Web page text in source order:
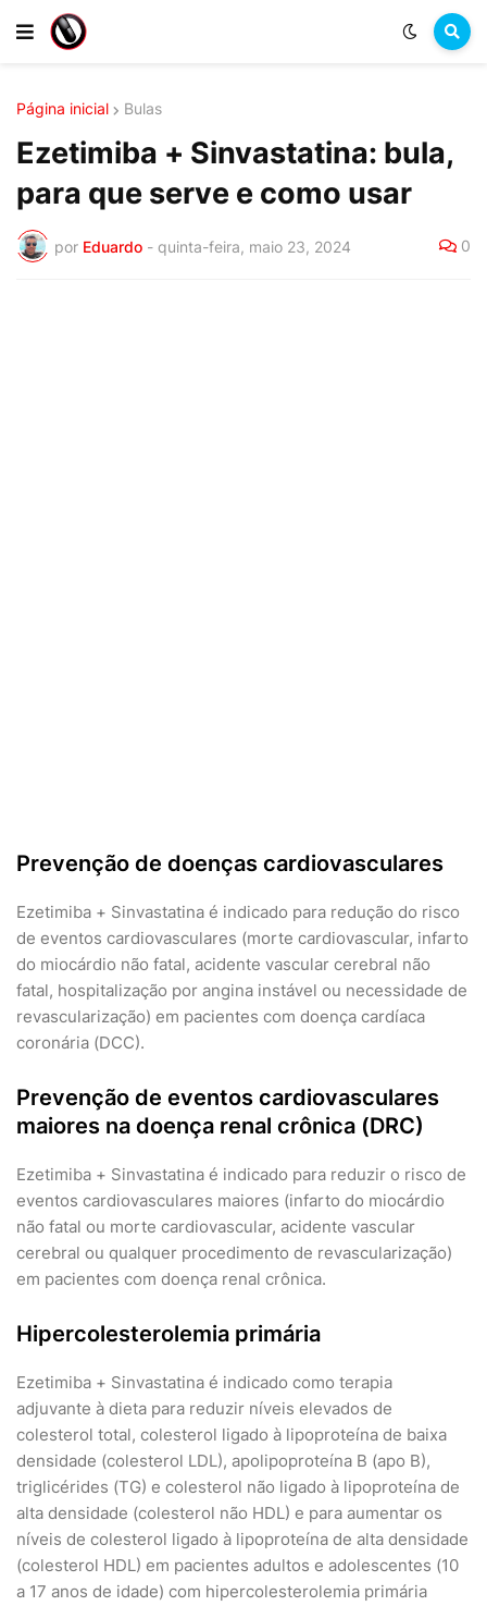
Página inicial Bulas
Ezetimiba + Sinvastatina: bula,
para que serve e como usar
por Eduardo - quinta-feira, maio 23, 2024 0
Prevenção de doenças cardiovasculares
Ezetimiba + Sinvastatina é indicado para redução do risco
de eventos cardiovasculares (morte cardiovascular, infarto
do miocárdio não fatal, acidente vascular cerebral não
fatal, hospitalização por angina instável ou necessidade de
revascularização) em pacientes com doença cardíaca
coronária (DCC).
Prevenção de eventos cardiovasculares
maiores na doença renal crônica (DRC)
Ezetimiba + Sinvastatina é indicado para reduzir o risco de
eventos cardiovasculares maiores (infarto do miocárdio
não fatal ou morte cardiovascular, acidente vascular
cerebral ou qualquer procedimento de revascularização)
em pacientes com doença renal crônica.
Hipercolesterolemia primária
Ezetimiba + Sinvastatina é indicado como terapia
adjuvante à dieta para reduzir níveis elevados de
colesterol total, colesterol ligado à lipoproteína de baixa
densidade (colesterol LDL), apolipoproteína B (apo B),
triglicérides (TG) e colesterol não ligado à lipoproteína de
alta densidade (colesterol não HDL) e para aumentar os
níveis de colesterol ligado à lipoproteína de alta densidade
(colesterol HDL) em pacientes adultos e adolescentes (10
a 17 anos de idade) com hipercolesterolemia primária